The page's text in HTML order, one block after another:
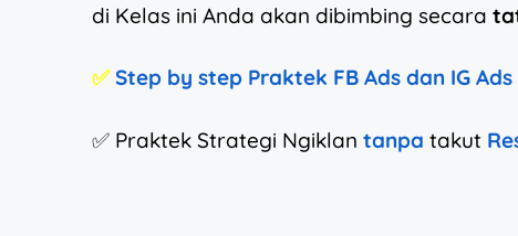
di Kelas ini Anda akan dibimbing secara
✅Step by step Praktek FB Ads dan IG Ads
✅ Praktek Strategi Ngiklan tanpa takut